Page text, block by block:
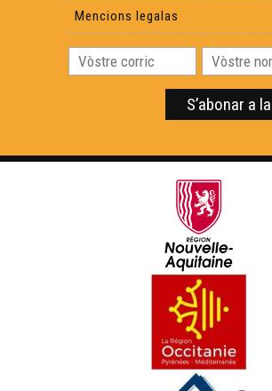
OMIORS : Tot Contra
Espinasse : Congò Hòme
La Mal Coiffée - Bèstia Constellacion
Joanda - Pablo Neruda
Joanda - D'aquí 100 ans
Mencions legalas